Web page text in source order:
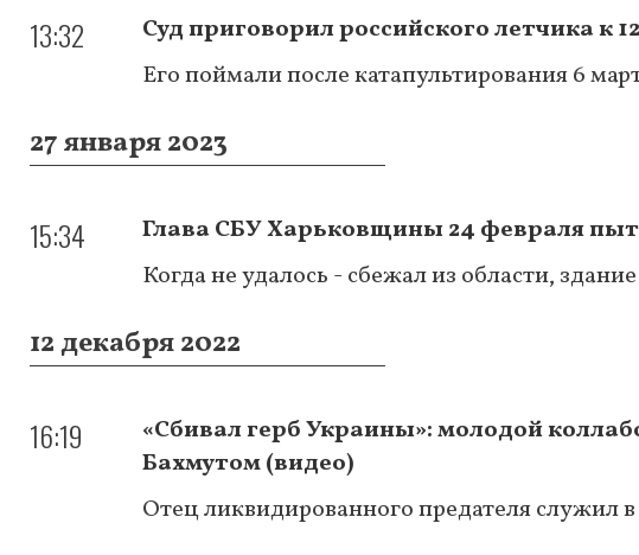
13:32
Суд приговорил российского летчика к
Его поймали после катапультирования 6
27 января 2023
15:34
Глава СБУ Харьковщины 24 февраля
Когда не удалось - сбежал из области,
12 декабря 2022
16:19
«Сбивал герб Украины»: молодой
Бахмутом (видео)
Отец ликвидированного предателя служил